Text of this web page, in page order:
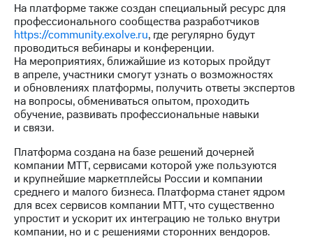
"МТС"
Собрания
акционеров
Личный
кабинет
акционера
Акционерный
капитал
Контроль
Рынок
акций
Описание
Программа
приобретения
Порядок
На платформе также создан специальный ресурс для
профессионального сообщества разработчиков
https://community.exolve.ru, где регулярно будут
проводиться вебинары и конференции.
На мероприятиях, ближайшие из которых пройдут
в апреле, участники смогут узнать о возможностях
и обновлениях платформы, получить ответы экспертов
на вопросы, обмениваться опытом, проходить
обучение, развивать профессиональные навыки
и связи.
Платформа создана на базе решений дочерней
компании МТТ, сервисами которой уже пользуются
и крупнейшие маркетплейсы России и компании
среднего и малого бизнеса. Платформа станет ядром
для всех сервисов компании МТТ, что существенно
упростит и ускорит их интеграцию не только внутри
компании, но и с решениями сторонних вендоров.